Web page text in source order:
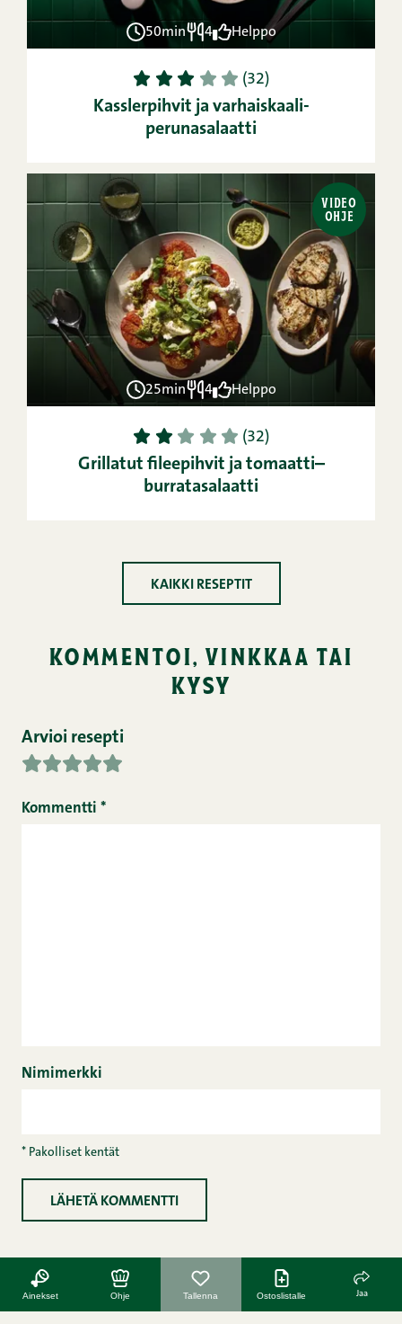
50min 4 Helppo
1 2 3 4 5 (32)
Kasslerpihvit ja varhaiskaali-
perunasalaatti
VIDEO
OHJE
25min 4 Helppo
1 2 3 4 5 (32)
Grillatut fileepihvit ja tomaatti–
burratasalaatti
KAIKKI RESEPTIT
kommentoi, vinkkaa tai
kysy
Arvioi resepti
Kommentti *
Nimimerkki
* Pakolliset kentät
Ainekset Ohje Tallenna Ostoslistalle Jaa